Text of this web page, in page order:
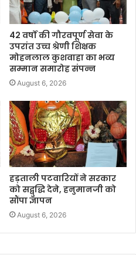
42 वर्षों की गौरवपूर्ण सेवा के
उपरांत उच्च श्रेणी शिक्षक
मोहनलाल कुशवाहा का भव्य
सम्मान समारोह संपन्न
August 6, 2026
हड़ताली पटवारियों ने सरकार
को सद्बुद्धि देने, हनुमानजी को
सौंपा ज्ञापन
August 6, 2026